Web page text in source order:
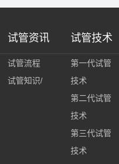
试管资讯
试管流程
试管知识/
试管技术
第一代试管
技术
第二代试管
技术
第三代试管
技术